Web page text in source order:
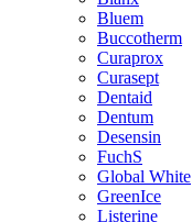
Bluem
Buccotherm
Curaprox
Curasept
Dentaid
Dentum
Desensin
FuchS
Global White
GreenIce
Listerine